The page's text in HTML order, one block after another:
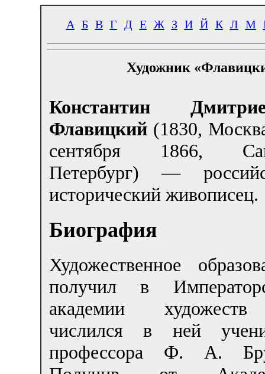
А Б В Г Д Е Ж З И Й К Л М
Художник
Константин
Флавицкий (1830,
сентября 1866,
Петербург) —
исторический живописец.
Биография
Художественное
получил в
академии
числился в ней
профессора Ф. А.